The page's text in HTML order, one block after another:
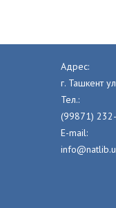
Адрес:
г. Ташкент
Тел.:
(99871)
E-mail: